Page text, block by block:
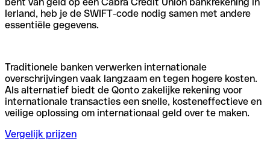
bent van geld op een Cabra Credit Union bankrekening in
Ierland, heb je de SWIFT-code nodig samen met andere
essentiële gegevens.
Traditionele banken verwerken internationale
overschrijvingen vaak langzaam en tegen hogere kosten.
Als alternatief biedt de Qonto zakelijke rekening voor
internationale transacties een snelle, kosteneffectieve en
veilige oplossing om internationaal geld over te maken.
Vergelijk prijzen